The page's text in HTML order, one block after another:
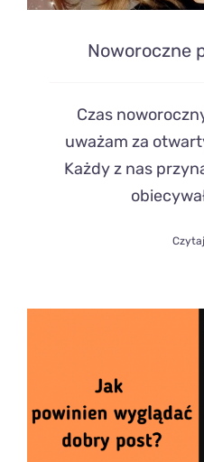
Noworoczne
Czas
uważam za
Każdy z nas